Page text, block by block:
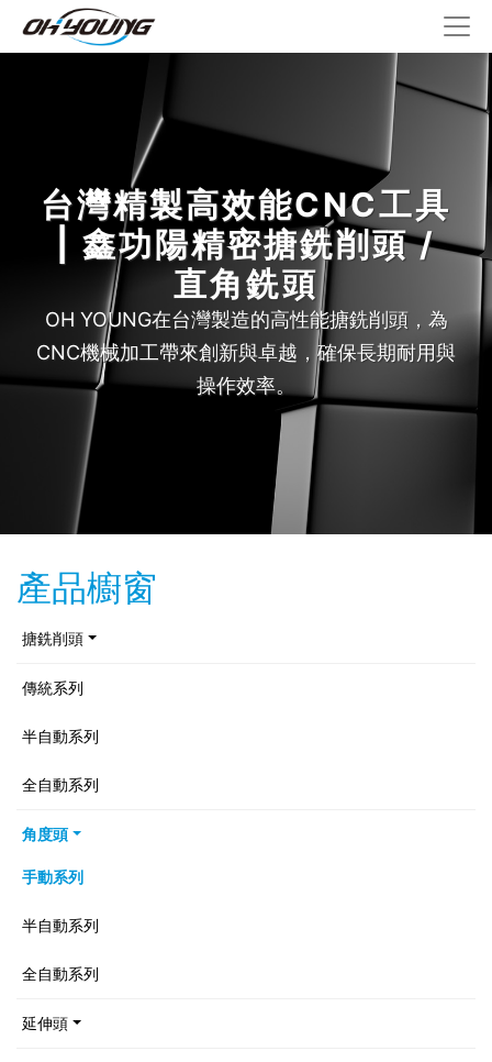
台灣精製高效能CNC工具
| 鑫功陽精密搪銑削頭 /
直角銑頭
OH YOUNG在台灣製造的高性能搪銑削頭，為
CNC機械加工帶來創新與卓越，確保長期耐用與
操作效率。
產品櫥窗
搪銑削頭
傳統系列
半自動系列
全自動系列
角度頭
手動系列
半自動系列
全自動系列
延伸頭